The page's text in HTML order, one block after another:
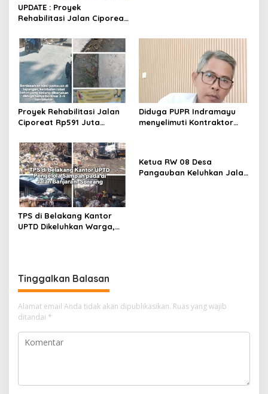
UPDATE : Proyek
Rehabilitasi Jalan Ciporeat
Ketebalan Rabat Beton
Capai 20–25 Cm
Proyek Rehabilitasi Jalan
Ciporeat Rp591 Juta
Rabat Beton Baru 3–4 Cm,
Pelaksana Belum Berikan
Penjelasan
Diduga PUPR Indramayu
menyelimuti Kontraktor
TPS di Belakang Kantor
UPTD Dikeluhkan Warga,
Ketua RW 08 Desa
Pangauban Keluhkan Jalan
Tinggalkan Balasan
Alamat email Anda tidak akan dipublikasikan. Ruas yang wajib
ditandai *